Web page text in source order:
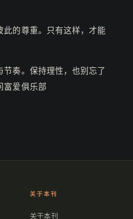
的尊重。只有这样，才能
奏。保持理性，也别忘了
富爱俱乐部
关于本刊
关于本刊